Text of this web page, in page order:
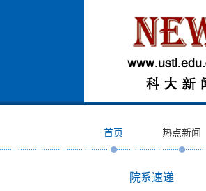
首页 热点新闻
院系速递